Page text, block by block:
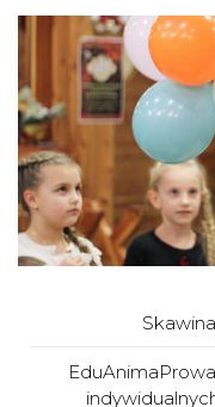
Skawina